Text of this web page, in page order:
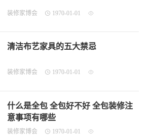
装修家博会 1970-01-01
清洁布艺家具的五大禁忌
装修家博会 1970-01-01
什么是全包 全包好不好 全包装修注
意事项有哪些
装修家博会 1970-01-01